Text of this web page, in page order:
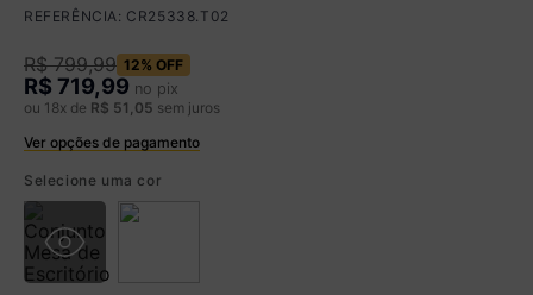
REFERÊNCIA: CR25338.T02
R$ 799,99 12% OFF
R$ 719,99 no pix
ou 18x de R$ 51 05 sem juros
Ver opções de pagamento
De 13x a 18x com juros
1,25% a.m
Parcele em até 18x. Juros aplicados a partir da 13ª parcela
Ver parcelamento detalhado
R$ 759,99 à vista no Boleto
% de desconto)
Você economiza
Selecione uma cor